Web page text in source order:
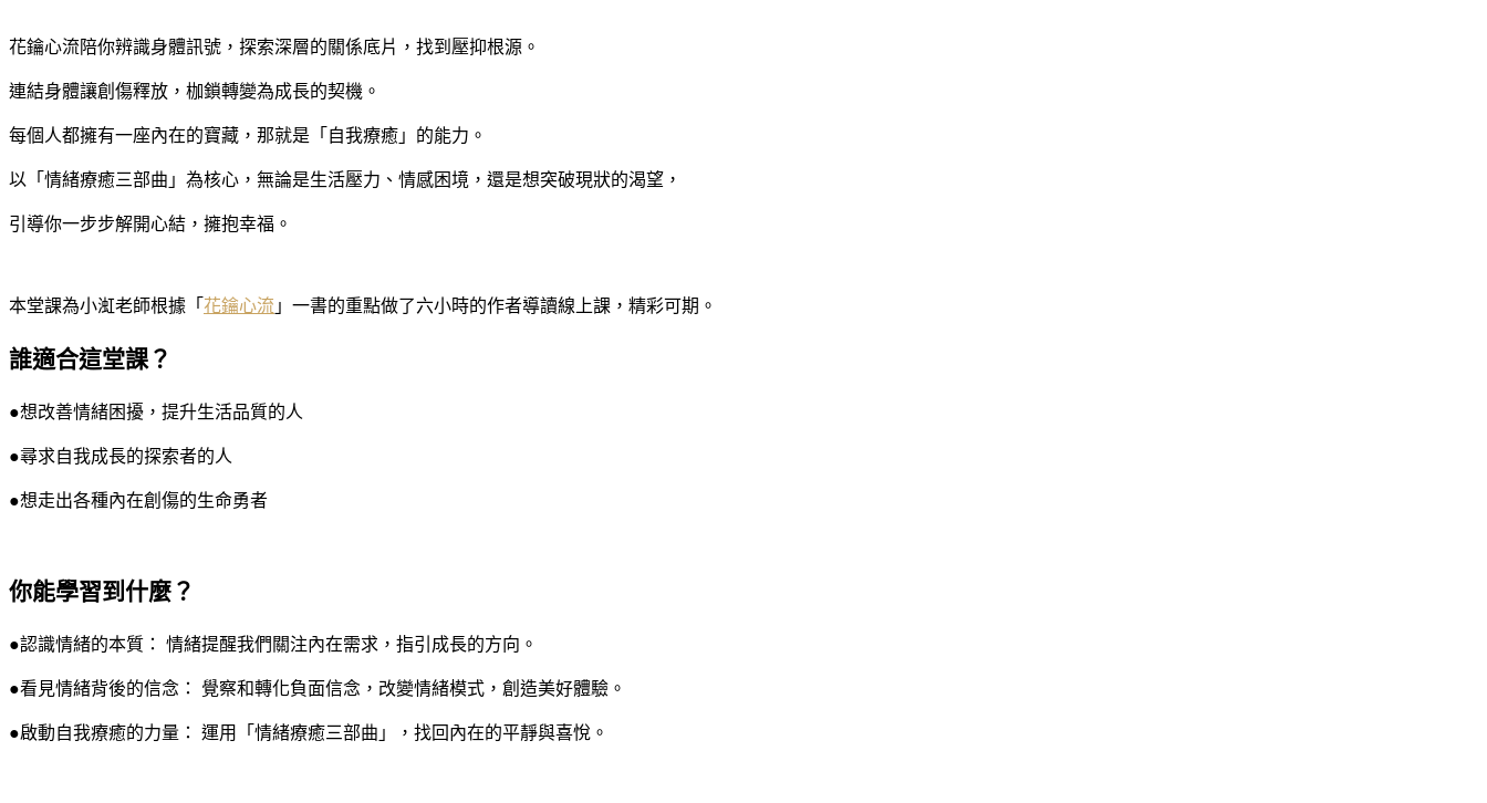
花鑰心流陪你辨識身體訊號，探索深層的關係底片，找到壓抑根源。
連結身體讓創傷釋放，枷鎖轉變為成長的契機。
每個人都擁有一座內在的寶藏，那就是「自我療癒」的能力。
以「情緒療癒三部曲」為核心，無論是生活壓力、情感困境，還是想突破現狀的渴望，
引導你一步步解開心結，擁抱幸福。
本堂課為小渱老師根據「 花鑰心流 」一書的重點做了六小時的作者導讀線上課，精彩可期。
誰適合這堂課？
●想改善情緒困擾，提升生活品質的人
●尋求自我成長的探索者的人
●想走出各種內在創傷的生命勇者
你能學習到什麼？
●認識情緒的本質： 情緒提醒我們關注內在需求，指引成長的方向。
●看見情緒背後的信念： 覺察和轉化負面信念，改變情緒模式，創造美好體驗。
●啟動自我療癒的力量： 運用「情緒療癒三部曲」，找回內在的平靜與喜悅。